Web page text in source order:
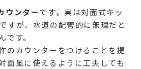
ウンターです。実は対面式キッ
すが、水道の配管的に無理だと
です。
のカウンターをつけることを提
面風に使えるように工夫しても